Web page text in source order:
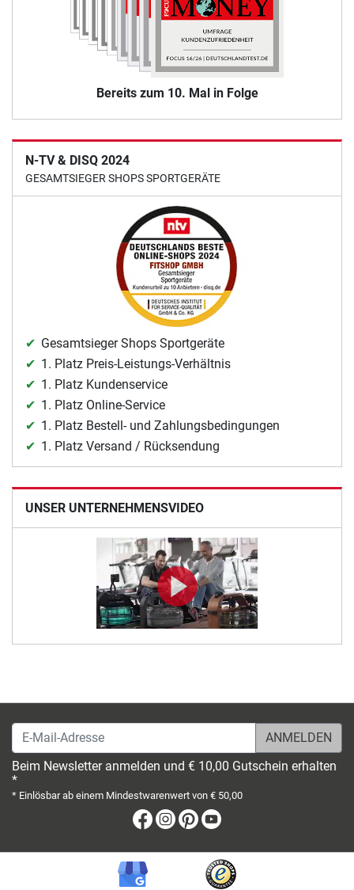
Bereits zum 10. Mal in Folge
N-TV & DISQ 2024
GESAMTSIEGER SHOPS SPORTGERÄTE
Gesamtsieger Shops Sportgeräte
1. Platz Preis-Leistungs-Verhältnis
1. Platz Kundenservice
1. Platz Online-Service
1. Platz Bestell- und Zahlungsbedingungen
1. Platz Versand / Rücksendung
UNSER UNTERNEHMENSVIDEO
E-Mail-Adresse
Beim Newsletter anmelden und € 10,00 Gutschein erhalten
*
* Einlösbar ab einem Mindestwarenwert von € 50,00
Facebook
Instagram
Pinterest